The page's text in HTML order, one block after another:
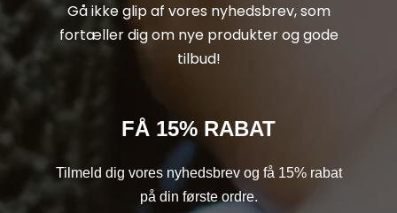
Gå ikke glip af vores nyhedsbrev, som
fortæller dig om nye produkter og gode
tilbud!
FÅ 15% RABAT
Tilmeld dig vores nyhedsbrev og få 15% rabat
på din første ordre.